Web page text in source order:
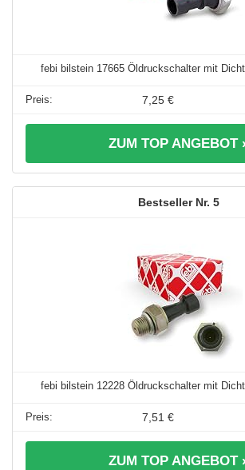
febi bilstein 17665 Öldruckschalter mit
7,25 €
ZUM TOP ANGEBOT
5
febi bilstein 12228 Öldruckschalter mit
7,51 €
ZUM TOP ANGEBOT